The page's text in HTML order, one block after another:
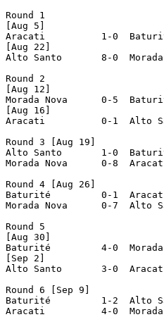
Round 1
[Aug 5]
Aracati		 1-0  Baturité
[Aug 22]
Alto Santo	 8-0  Morada Nova
Round 2
[Aug 12]
Morada Nova	 0-5  Baturité
[Aug 16]
Aracati		 0-1  Alto Santo
Round 3 [Aug 19]
Alto Santo	 1-0  Baturité
Morada Nova	 0-8  Aracati
Round 4 [Aug 26]
Baturité	 0-1  Aracati
Morada Nova	 0-7  Alto Santo
Round 5
[Aug 30]
Baturité	 4-0  Morada Nova
[Sep 2]
Alto Santo	 3-0  Aracati
Round 6 [Sep 9]
Baturité	 1-2  Alto Santo
Aracati	 	 4-0  Morada Nova